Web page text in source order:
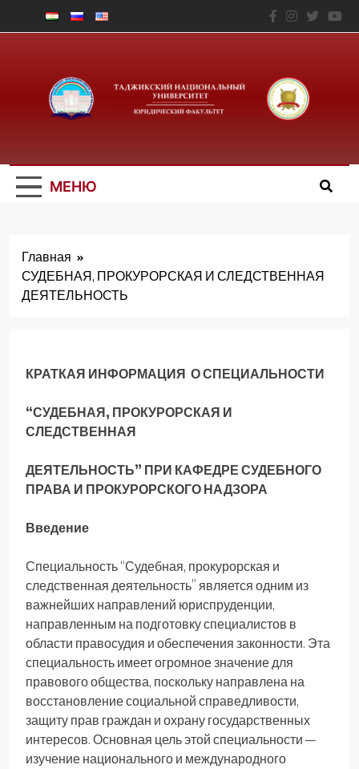
Перейти
к
Юридический
Факальтет – ТНУ
МЕНЮ
Главная
СУДЕБНАЯ, ПРОКУРОРСКАЯ И СЛЕДСТВЕННАЯ
ДЕЯТЕЛЬНОСТЬ
КРАТКАЯ ИНФОРМАЦИЯ О СПЕЦИАЛЬНОСТИ
“СУДЕБНАЯ, ПРОКУРОРСКАЯ И
СЛЕДСТВЕННАЯ
ДЕЯТЕЛЬНОСТЬ” ПРИ КАФЕДРЕ СУДЕБНОГО
ПРАВА И ПРОКУРОРСКОГО НАДЗОРА
Введение
Специальность “Судебная, прокурорская и
следственная деятельность” является одним из
важнейших направлений юриспруденции,
направленным на подготовку специалистов в
области правосудия и обеспечения законности. Эта
специальность имеет огромное значение для
правового общества, поскольку направлена на
восстановление социальной справедливости,
защиту прав граждан и охрану государственных
интересов. Основная цель этой специальности —
изучение национального и международного